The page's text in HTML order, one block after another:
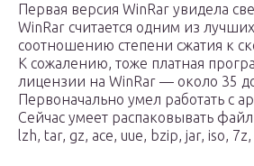
Первая версия WinRar увидела
WinRar считается одним из
соотношению степени сжатия к
К сожалению, тоже платная
лицензии на WinRar — около 35
Первоначально умел работать с
Сейчас умеет распаковывать
lzh, tar, gz, ace, uue, bzip, jar, iso, 7z,